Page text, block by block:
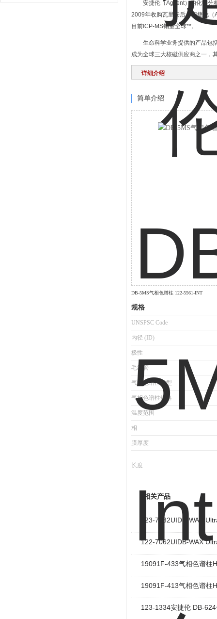
安捷伦（Agilent）的化学分
2009年收购瓦里安后，安捷伦（
目前ICP-MS销量全球**。
生命科学业务提供的产品包
成为全球三大核磁供应商之一，
详细介绍
简单介绍
DB-5MS气相色谱柱 122-5561-INT
规格
UNSPSC Code
内径 (ID)
极性
毛细管
气相色谱柱类型
气相色谱柱规格
温度范围
相
膜厚度
长度
相关产品
123-7032UIDB-WAX
122-7062UIDB-WAX
19091F-433气相色谱柱
19091F-413气相色谱柱
123-1334安捷伦 DB-